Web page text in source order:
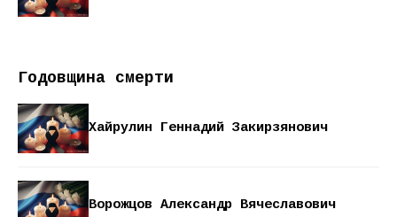
Годовщина смерти
Хайрулин Геннадий Закирзянович
Ворожцов Александр Вячеславович